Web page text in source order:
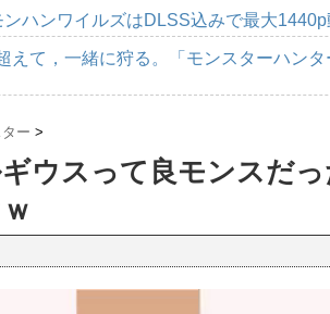
ハンワイルズはDLSS込みで最大1440p
えて，一緒に狩る。「モンスターハン
ー >
ギウスって良モンスだ